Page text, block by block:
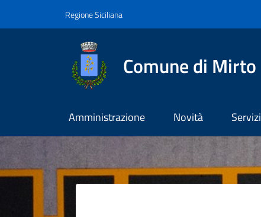
Regione Siciliana
Comune di Mirto
Amministrazione Novità Servizi